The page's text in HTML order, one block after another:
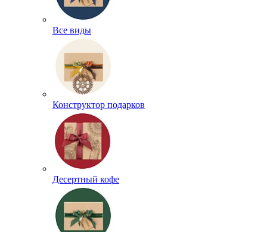
Все виды
Конструктор подарков
Десертный кофе